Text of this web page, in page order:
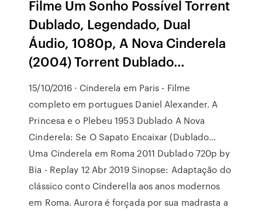
Filme Um Sonho Possível Torrent
Dublado, Legendado, Dual
Áudio, 1080p, A Nova Cinderela
(2004) Torrent Dublado…
15/10/2016 · Cinderela em Paris - Filme
completo em portugues Daniel Alexander. A
Princesa e o Plebeu 1953 Dublado A Nova
Cinderela: Se O Sapato Encaixar (Dublado…
Uma Cinderela em Roma 2011 Dublado 720p by
Bia - Replay 12 Abr 2019 Sinopse: Adaptação do
clássico conto Cinderella aos anos modernos
em Roma. Aurora é forçada por sua madrasta a